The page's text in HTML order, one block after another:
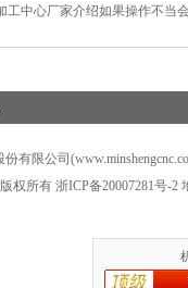
工中心厂家介绍如果操作不当
有限公司
权所有 浙ICP备20007281号-2